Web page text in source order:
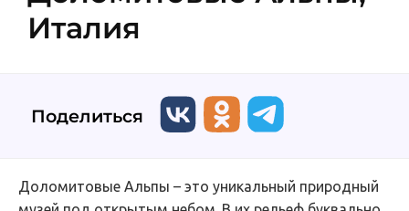
Италия
Поделиться
Доломитовые Альпы – это уникальный природный